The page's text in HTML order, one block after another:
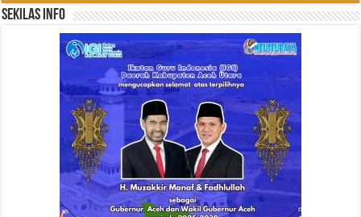
Sekilas Info